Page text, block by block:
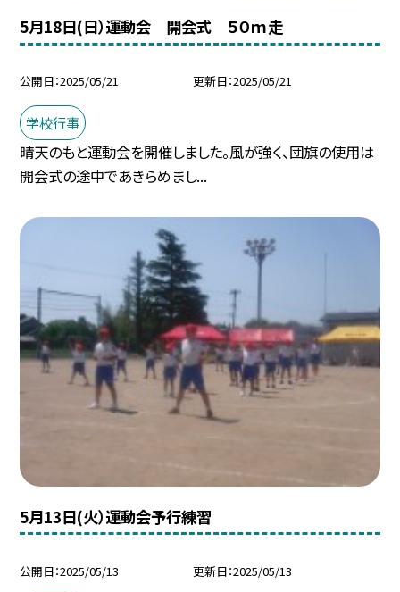
5月18日(日）運動会 開会式 ５０ｍ走
公開日 2025/05/21 更新日 2025/05/21
学校行事
晴天のもと運動会を開催しました。風が強く、団旗の使用は
開会式の途中であきらめまし...
5月13日(火）運動会予行練習
公開日 2025/05/13 更新日 2025/05/13